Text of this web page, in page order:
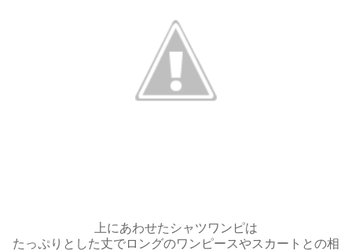
上にあわせたシャツワンピは
たっぷりとした丈でロングのワンピースやスカートとの相